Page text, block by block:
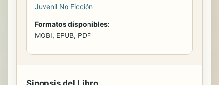
Juvenil No Ficción
Formatos disponibles:
MOBI, EPUB, PDF
Sinopsis del Libro